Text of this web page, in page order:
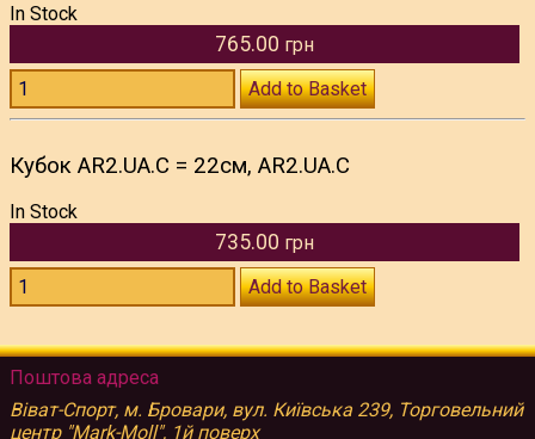
In Stock
765.00 грн
Add to Basket
Кубок AR2.UA.C = 22см, AR2.UA.C
In Stock
735.00 грн
Add to Basket
Поштова адреса
Віват-Спорт, м. Бровари, вул. Київська 239, Торговельний
центр "Mark-Moll", 1й поверх